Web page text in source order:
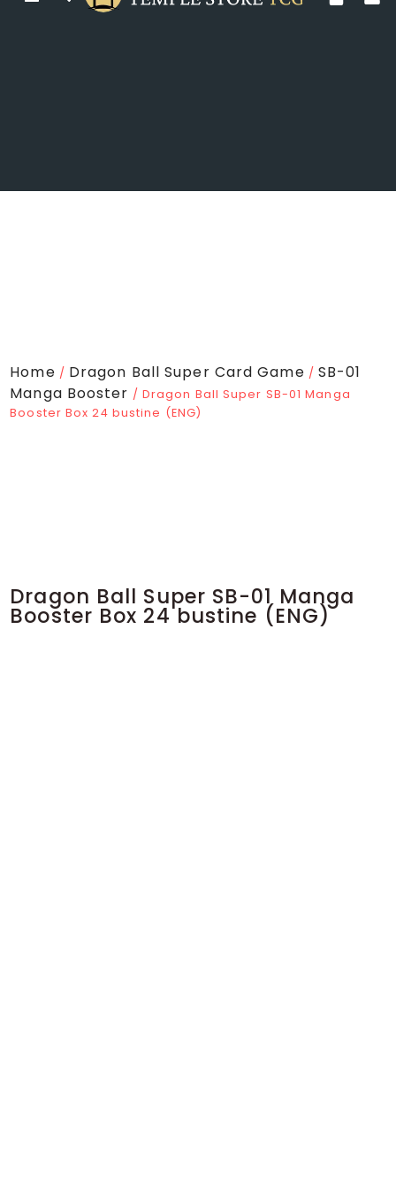
Dragon Ball Super SB-01 Manga
Booster Box 24 bustine (ENG)
Home / Dragon Ball Super Card Game / SB-01
Manga Booster / Dragon Ball Super SB-01 Manga
Booster Box 24 bustine (ENG)